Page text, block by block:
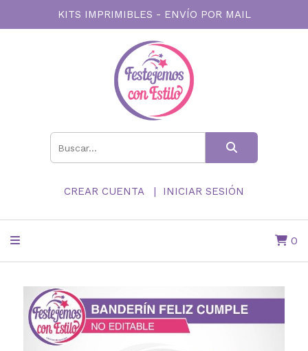
KITS IMPRIMIBLES - ENVÍO POR MAIL
CREAR CUENTA INICIAR SESIÓN
0